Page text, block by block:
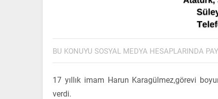
BU KONUYU SOSYAL MEDYA HESAPLARINDA
17 yıllık imam Harun Karagülmez,görevi
verdi.